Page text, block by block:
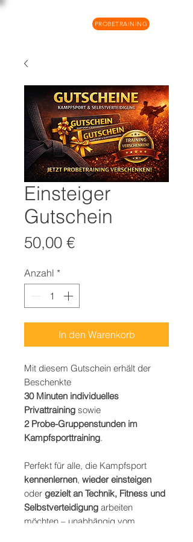
PROBETRAINING
Einsteiger
Gutschein
50,00 €Preis
Anzahl *
In den Warenkorb
Mit diesem Gutschein erhält der
Beschenkte
30 Minuten individuelles
Privattraining sowie
2 Probe-Gruppenstunden im
Kampfsporttraining.
Perfekt für alle, die Kampfsport
kennenlernen, wieder einsteigen
oder gezielt an Technik, Fitness und
Selbstverteidigung arbeiten
möchten – unabhängig vom